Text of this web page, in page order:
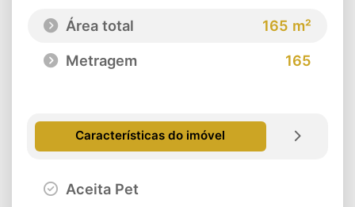
Área total
165 m²
Metragem
165
Características do imóvel
Aceita Pet